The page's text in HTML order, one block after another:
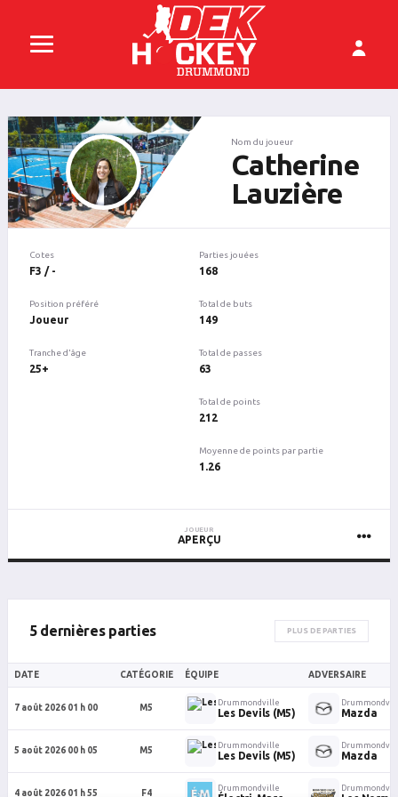
Nom du joueur
Catherine
Lauzière
Cotes
F3 / -
Position préféré
Joueur
Tranche d'âge
25+
Parties jouées
168
Total de buts
149
Total de passes
63
Total de points
212
Moyenne de points par partie
1.26
JOUEUR
APERÇU
5 dernières parties PLUS DE PARTIES
DATE CATÉGORIE ÉQUIPE ADVERSAIRE
7 août 2026 01 h 00 M5
Drummondville
Les Devils (M5) Mazda
5 août 2026 00 h 05 M5
Drummondville
Les Devils (M5) Mazda
4 août 2026 01 h 55 F4
Drummondville